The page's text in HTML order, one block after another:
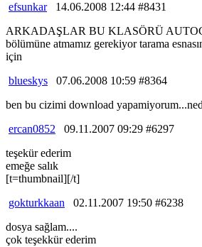
efsunkar14.06.2008 12:44 #8431
ARKADAŞLAR BU KLASÖRÜ
bölümüne atmamız gerekiyor tarama
için
blueskys 07.06.2008 10:59 #8364
ben bu cizimi download
ercan0852 09.11.2007 09:29 #6297
teşekür ederim
emeğe salık
[t=thumbnail][/t]
gokturkkaan 02.11.2007 19:50 #6238
dosya sağlam....
çok teşekkür ederim